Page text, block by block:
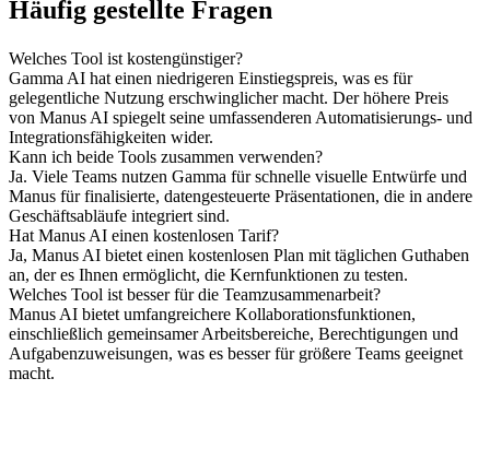
Häufig gestellte Fragen
Welches Tool ist kostengünstiger?
Gamma AI hat einen niedrigeren Einstiegspreis, was es für
gelegentliche Nutzung erschwinglicher macht. Der höhere Preis
von Manus AI spiegelt seine umfassenderen Automatisierungs- und
Integrationsfähigkeiten wider.
Kann ich beide Tools zusammen verwenden?
Ja. Viele Teams nutzen Gamma für schnelle visuelle Entwürfe und
Manus für finalisierte, datengesteuerte Präsentationen, die in andere
Geschäftsabläufe integriert sind.
Hat Manus AI einen kostenlosen Tarif?
Ja, Manus AI bietet einen kostenlosen Plan mit täglichen Guthaben
an, der es Ihnen ermöglicht, die Kernfunktionen zu testen.
Welches Tool ist besser für die Teamzusammenarbeit?
Manus AI bietet umfangreichere Kollaborationsfunktionen,
einschließlich gemeinsamer Arbeitsbereiche, Berechtigungen und
Aufgabenzuweisungen, was es besser für größere Teams geeignet
macht.